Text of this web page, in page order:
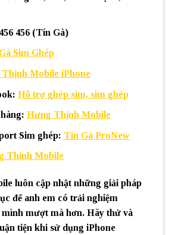
456 (Tín Gà)
Sim Ghép
Mobile iPhone
: Hỗ trợ ghép sim, sim ghép
: Hưng Thịnh Mobile
Sim ghép: Tín Gà ProNew
Thịnh Mobile
luôn cập nhật những giải pháp
để anh em có trải nghiệm
mượt mà hơn. Hãy thử và
tiện khi sử dụng iPhone